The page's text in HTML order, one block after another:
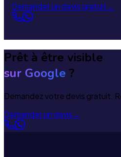
Demander un devis gratuit→
Prêt à être visible
sur Google ?
Demandez votre devis gratuit.
Demander un devis→